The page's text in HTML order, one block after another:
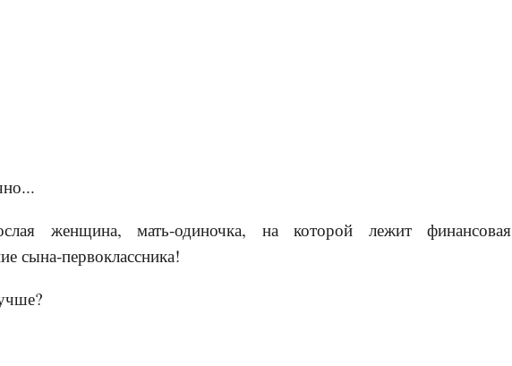
женщина, мать-одиночка, на которой лежит финансовая
сына-первоклассника!